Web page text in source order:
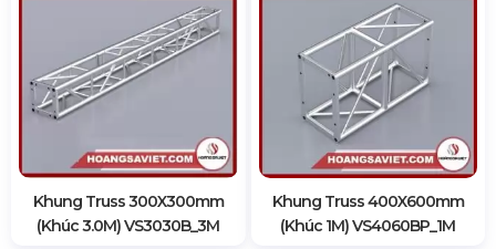
Khung Truss 300X300mm
(Khúc 3.0M) VS3030B_3M
Khung Truss 400X600mm
(Khúc 1M) VS4060BP_1M